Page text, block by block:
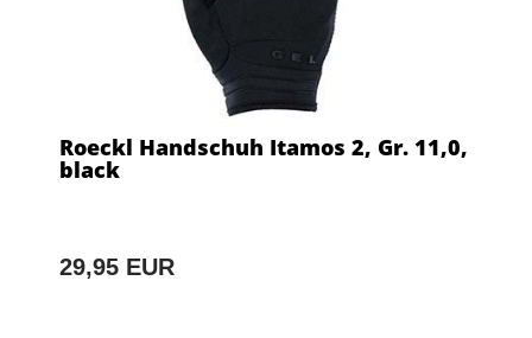
Roeckl Handschuh Itamos 2, Gr. 11,0,
black
29,95 EUR